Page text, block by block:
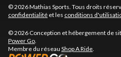
© 2026 Mathias Sports. Tous droits
confidentialité et les conditions
© 2026 Conception et hébergement de
Power Go.
Membre du réseau Shop A Ride.